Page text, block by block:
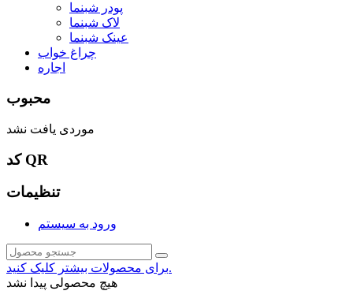
پودر شبنما
لاک شبنما
عینک شبنما
چراغ خواب
اجاره
محبوب
موردی یافت نشد
کد QR
تنظیمات
ورود به سیستم
برای محصولات بیشتر کلیک کنید.
هیچ محصولی پیدا نشد